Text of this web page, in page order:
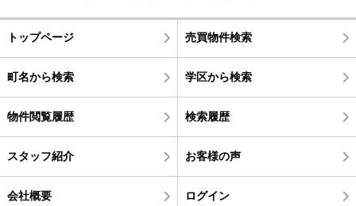
トップページ 売買物件検索
町名から検索 学区から検索
物件閲覧履歴 検索履歴
スタッフ紹介 お客様の声
会社概要 ログイン